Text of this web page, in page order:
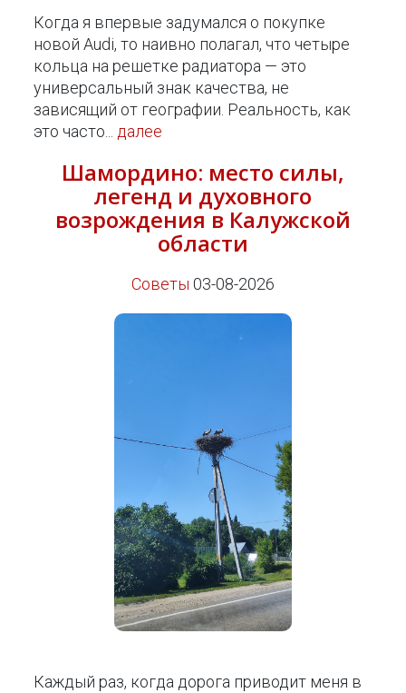
Когда я впервые задумался о покупке
новой Audi, то наивно полагал, что четыре
кольца на решетке радиатора — это
универсальный знак качества, не
зависящий от географии. Реальность, как
это часто... далее
Шамордино: место силы,
легенд и духовного
возрождения в Калужской
области
Советы 03-08-2026
Каждый раз, когда дорога приводит меня в